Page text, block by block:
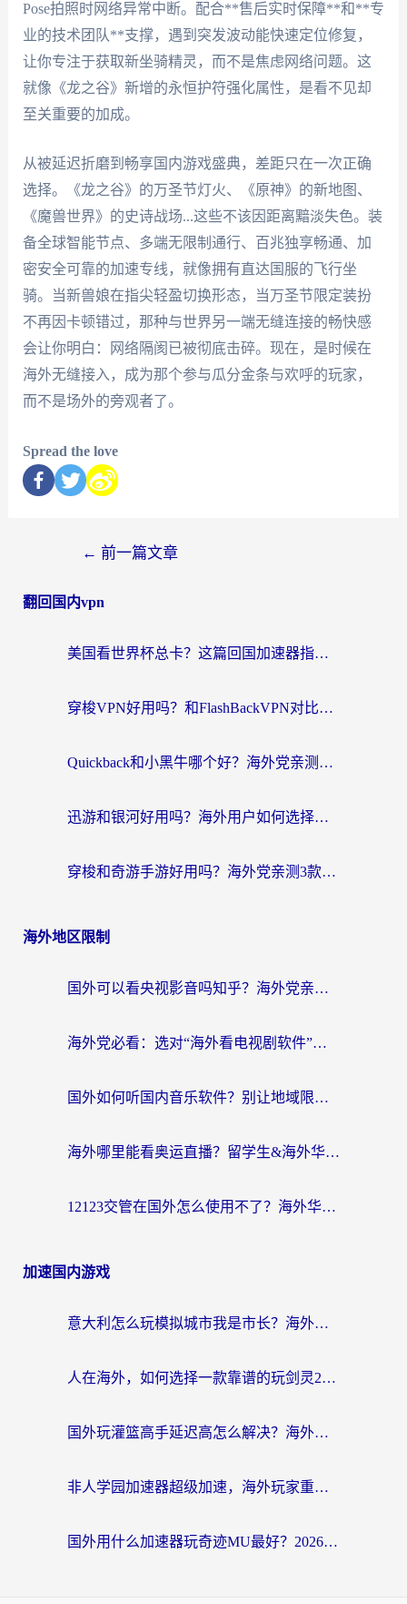
Pose拍照时网络异常中断。配合**售后实时保障**和**专
业的技术团队**支撑，遇到突发波动能快速定位修复，
让你专注于获取新坐骑精灵，而不是焦虑网络问题。这
就像《龙之谷》新增的永恒护符强化属性，是看不见却
至关重要的加成。
从被延迟折磨到畅享国内游戏盛典，差距只在一次正确
选择。《龙之谷》的万圣节灯火、《原神》的新地图、
《魔兽世界》的史诗战场...这些不该因距离黯淡失色。装
备全球智能节点、多端无限制通行、百兆独享畅通、加
密安全可靠的加速专线，就像拥有直达国服的飞行坐
骑。当新兽娘在指尖轻盈切换形态，当万圣节限定装扮
不再因卡顿错过，那种与世界另一端无缝连接的畅快感
会让你明白：网络隔阂已被彻底击碎。现在，是时候在
海外无缝接入，成为那个参与瓜分金条与欢呼的玩家，
而不是场外的旁观者了。
Spread the love
← 前一篇文章
翻回国内vpn
美国看世界杯总卡？这篇回国加速器指南帮你无缝刷国内资源（附苹果手机VPN设置步骤）
穿梭VPN好用吗？和FlashBackVPN对比哪个回国效果更好？
Quickback和小黑牛哪个好？海外党亲测指南，选对回国加速器秒回国内
迅游和银河好用吗？海外用户如何选择回国加速器实现无缝访问国内资源
穿梭和奇游手游好用吗？海外党亲测3款回国加速器，附蜜蜂加速器七天试用攻略
海外地区限制
国外可以看央视影音吗知乎？海外党亲测有效的回国加速方案
海外党必看：选对“海外看电视剧软件”，再也不用愁国内剧刷不了
国外如何听国内音乐软件？别让地域限制，断了你的中文歌单
海外哪里能看奥运直播？留学生&海外华人必看的体育赛事观赛终极指南
12123交管在国外怎么使用不了？海外华人必看的无缝访问国内资源指南
加速国内游戏
意大利怎么玩模拟城市我是市长？海外党国服游戏加速终极攻略（附三国3量子特攻解决办法）
人在海外，如何选择一款靠谱的玩剑灵2加速器？
国外玩灌篮高手延迟高怎么解决？海外玩家国服游戏加速终极指南
非人学园加速器超级加速，海外玩家重返国服的通行证
国外用什么加速器玩奇迹MU最好？2026海外玩家国服游戏加速全攻略